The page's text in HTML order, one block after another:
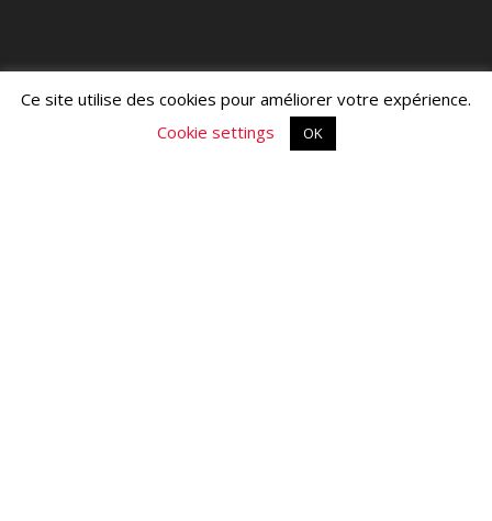
Ce site utilise des cookies pour améliorer votre expérience.
Cookie settings
OK